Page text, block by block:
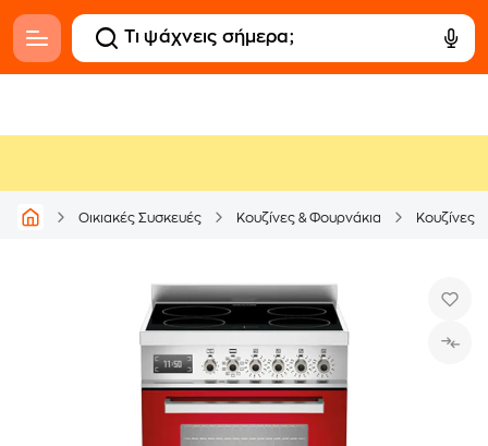
Οικιακές Συσκευές Κουζίνες & Φουρνάκια Κουζίνες